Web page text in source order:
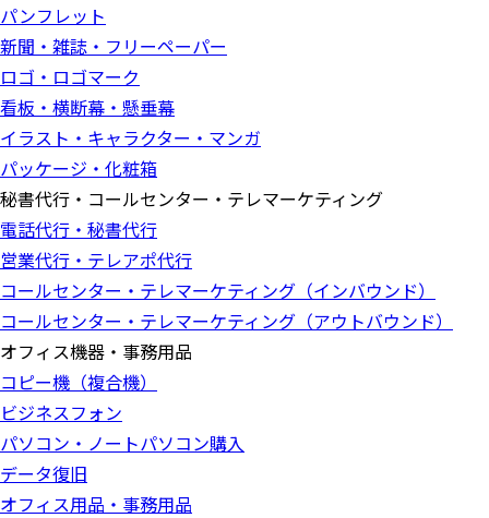
パンフレット
新聞・雑誌・フリーペーパー
ロゴ・ロゴマーク
看板・横断幕・懸垂幕
イラスト・キャラクター・マンガ
パッケージ・化粧箱
秘書代行・コールセンター・テレマーケティング
電話代行・秘書代行
営業代行・テレアポ代行
コールセンター・テレマーケティング（インバウンド）
コールセンター・テレマーケティング（アウトバウンド）
オフィス機器・事務用品
コピー機（複合機）
ビジネスフォン
パソコン・ノートパソコン購入
データ復旧
オフィス用品・事務用品